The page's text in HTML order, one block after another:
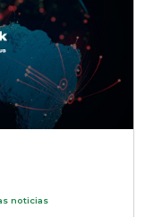
noticias